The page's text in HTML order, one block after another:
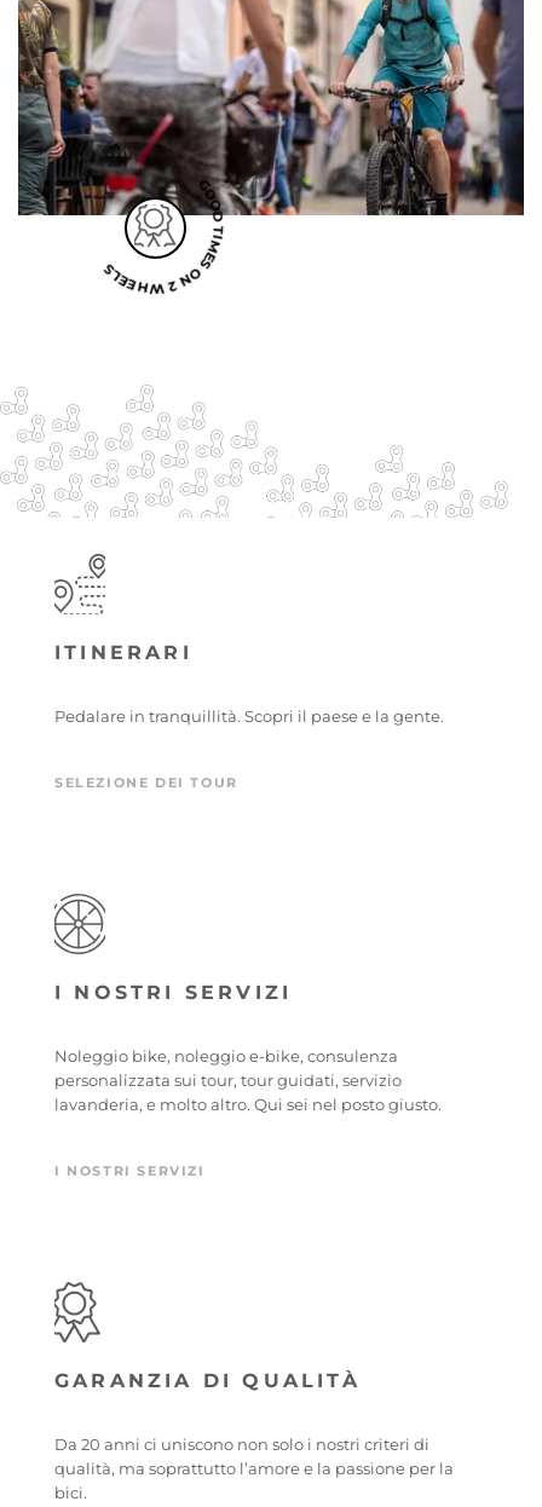
GOOD TIMES ON 2 WHEELS
ITINERARI
Pedalare in tranquillità. Scopri il paese e la gente.
SELEZIONE DEI TOUR
I NOSTRI SERVIZI
Noleggio bike, noleggio e-bike, consulenza
personalizzata sui tour, tour guidati, servizio
lavanderia, e molto altro. Qui sei nel posto giusto.
I NOSTRI SERVIZI
GARANZIA DI QUALITÀ
Da 20 anni ci uniscono non solo i nostri criteri di
qualità, ma soprattutto l’amore e la passione per la
bici.